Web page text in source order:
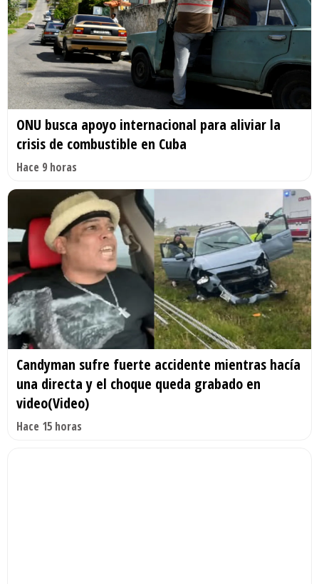
ONU busca apoyo internacional para aliviar la
crisis de combustible en Cuba
Hace 9 horas
Candyman sufre fuerte accidente mientras hacía
una directa y el choque queda grabado en
video(Video)
Hace 15 horas